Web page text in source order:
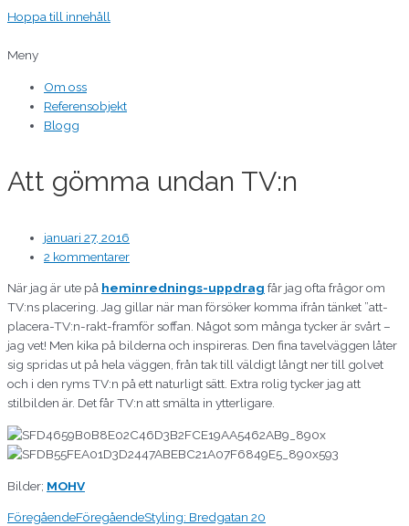
Hoppa till innehåll
Meny
Om oss
Referensobjekt
Blogg
Att gömma undan TV:n
januari 27, 2016
2 kommentarer
När jag är ute på heminrednings-uppdrag får jag ofta frågor om
TV:ns placering. Jag gillar när man försöker komma ifrån tänket ”att-
placera-TV:n-rakt-framför soffan. Något som många tycker är svårt –
jag vet! Men kika på bilderna och inspireras. Den fina tavelväggen låter
sig spridas ut på hela väggen, från tak till väldigt långt ner till golvet
och i den ryms TV:n på ett naturligt sätt. Extra rolig tycker jag att
stilbilden är. Det får TV:n att smälta in ytterligare.
Bilder; MOHV
FöregåendeFöregåendeStyling: Bredgatan 20